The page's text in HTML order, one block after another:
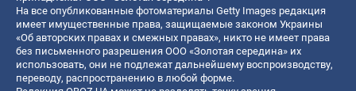
На все опубликованные фотоматериалы Getty Images редакция
имеет имущественные права, защищаемые законом Украины
«Об авторских правах и смежных правах», никто не имеет права
без письменного разрешения ООО «Золотая середина» их
использовать, они не подлежат дальнейшему воспроизводству,
переводу, распространению в любой форме.